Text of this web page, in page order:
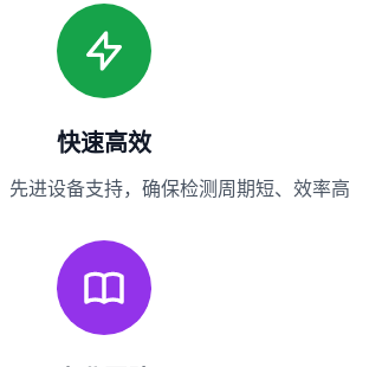
快速高效
先进设备支持，确保检测周期短、效率高